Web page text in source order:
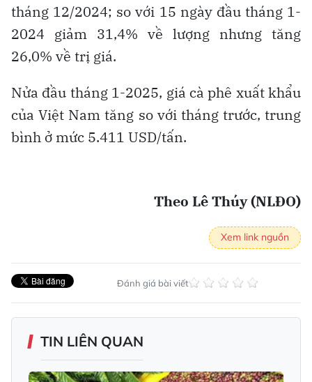
tháng 12/2024; so với 15 ngày đầu tháng 1-
2024 giảm 31,4% về lượng nhưng tăng
26,0% về trị giá.
Nửa đầu tháng 1-2025, giá cà phê xuất khẩu
của Việt Nam tăng so với tháng trước, trung
bình ở mức 5.411 USD/tấn.
Theo Lê Thúy (NLĐO)
Xem link nguồn
Đánh giá bài viết
TIN LIÊN QUAN